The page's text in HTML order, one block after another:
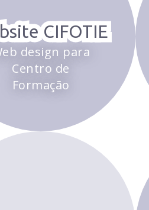
CIFOTIE
design para
Centro de
Formação